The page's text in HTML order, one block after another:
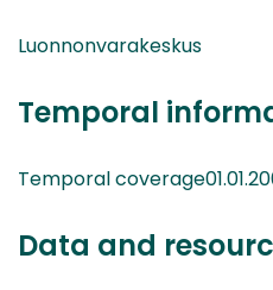
Luonnonvarakeskus
Temporal
Temporal
Data and